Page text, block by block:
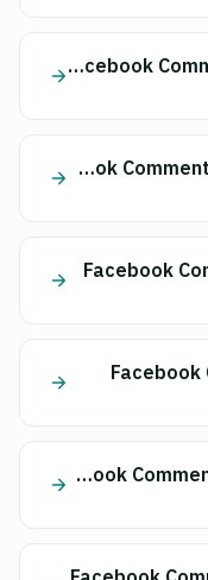
Facebook Comments + YouCan Ship
Facebook Comments + Speedoexpress
Facebook
Facebook
Facebook Comments + Zakrix Express